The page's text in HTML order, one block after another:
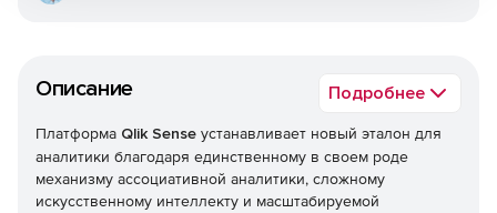
Описание Подробнее
Платформа Qlik Sense устанавливает новый эталон для
аналитики благодаря единственному в своем роде
механизму ассоциативной аналитики, сложному
искусственному интеллекту и масштабируемой